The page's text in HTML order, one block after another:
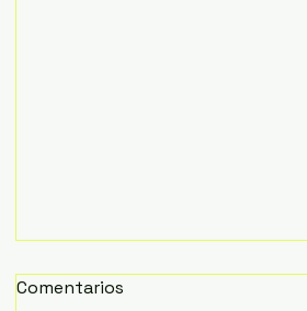
Comentarios